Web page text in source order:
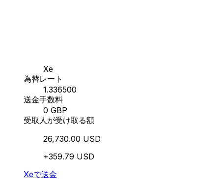
Xe
為替レート
1.336500
送金手数料
0 GBP
受取人が受け取る額
26,730.00 USD
+359.79 USD
Xeで送金